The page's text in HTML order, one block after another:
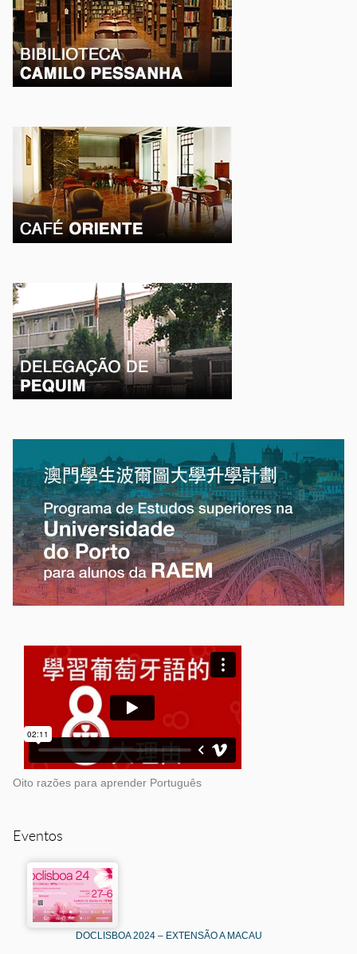
Oito razões para aprender Português
Eventos
DOCLISBOA 2024 – EXTENSÃO A MACAU